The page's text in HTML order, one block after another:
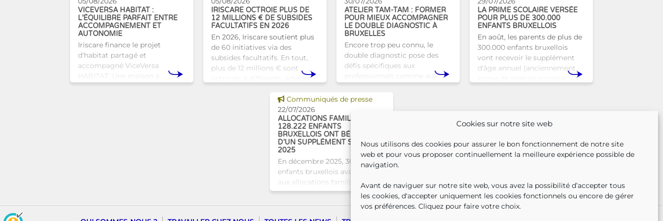
Cookies sur notre site web
Nous utilisons des cookies pour assurer le bon fonctionnement de notre site
web et pour vous proposer continuellement la meilleure expérience possible de
navigation.
Avant de naviguer sur notre site web, vous avez la possibilité d’accepter tous
les cookies, d'accepter uniquement les cookies fonctionnels ou encore de gérer
vos préférences. Cliquez pour faire votre choix.
VICEVERSA HABITAT :
L’ÉQUILIBRE PARFAIT ENTRE
ACCOMPAGNEMENT ET
AUTONOMIE
Iriscare finance le projet
d'habitat partagé et
accompagné ViceVersa
HABITAT. Une maison à
IRISCARE OCTROIE PLUS DE
12 MILLIONS € DE SUBSIDES
FACULTATIFS EN 2026
En 2026, Iriscare soutient plus
de 60 initiatives via des
subsides facultatifs. En tout,
plus de 12 millions € sont
ATELIER TAM-TAM : FORMER
POUR MIEUX ACCOMPAGNER
LE DOUBLE DIAGNOSTIC À
BRUXELLES
Encore trop peu connu, le
double diagnostic pose des
défis spécifiques aux
professionnels comme aux
Tam-Tam apporte une réponse
dest
LA PRIME SCOLAIRE VERSÉE
POUR PLUS DE 300.000
ENFANTS BRUXELLOIS
En août, les parents de plus de
300.000 enfants bruxellois
vont recevoir le supplément
d'âge annuel (anciennement
prime de rentrée scolaire). Un
Voir cette news
Communiqués de presse
22/07/2026
ALLOCATIONS FAMILIALES :
128.222 ENFANTS
BRUXELLOIS ONT BÉNÉFICIÉ
D’UN SUPPLÉMENT SOCIAL EN
2025
En décembre 2025, 304.966
enfants bruxellois avaient droit
aux allocations familiales.
Parmi eux, 128.222
bénéficiaient également d’un
supplément social en plus du